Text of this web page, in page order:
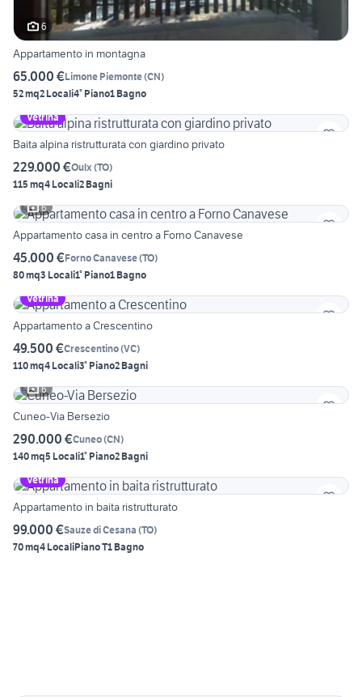
6
Appartamento in montagna
65.000 €Limone Piemonte(CN)
52 mq2 Locali4° Piano1 Bagno
Vetrina
Baita alpina ristrutturata con giardino privato
229.000 €Oulx (TO)
115 mq4 Locali2 Bagni
6
Appartamento casa in centro a Forno Canavese
45.000 €Forno Canavese(TO)
80 mq3 Locali1° Piano1 Bagno
Vetrina
Appartamento a Crescentino
49.500 €Crescentino(VC)
110 mq4 Locali3° Piano2 Bagni
6
Cuneo-Via Bersezio
290.000 €Cuneo(CN)
140 mq5 Locali1° Piano2 Bagni
Vetrina
Appartamento in baita ristrutturato
99.000 €Sauze di Cesana (TO)
70 mq4 LocaliPiano T1 Bagno